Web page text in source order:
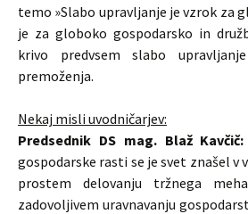
temo »Slabo upravljanje je vzrok za
je za globoko gospodarsko in
krivo predvsem slabo
premoženja.
Nekaj misli uvodničarjev:
Predsednik DS mag. Blaž Kavčič:
gospodarske rasti se je svet znašel v
prostem delovanju tržnega
zadovoljivem uravnavanju